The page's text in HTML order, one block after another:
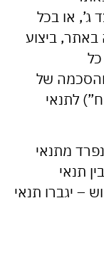
ג’, או בכל
באתר, ביצוע
והסכמה של
לתנאי
מתנאי
תנאי
– יגברו תנאי